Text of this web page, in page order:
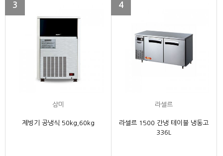
3
삼미
제빙기 공냉식 50kg,60kg
4
라셀르
라셀르 1500 간냉 테이블 냉동고
336L